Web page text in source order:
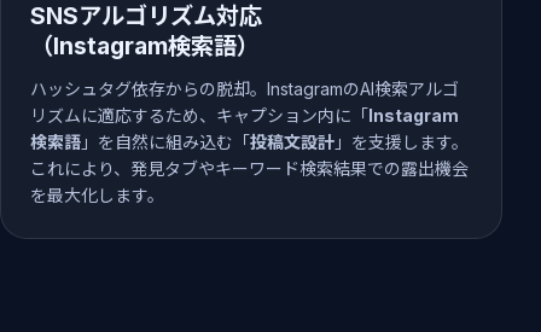
SNSアルゴリズム対応
（Instagram検索語）
ハッシュタグ依存からの脱却。InstagramのAI検索アルゴ
リズムに適応するため、キャプション内に「Instagram
検索語 」を自然に組み込む「投稿文設計 」を支援します。
これにより、発見タブやキーワード検索結果での露出機会
を最大化します。